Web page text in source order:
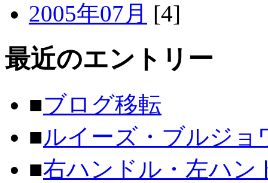
2005年07月 [4]
最近のエントリー
■ブログ移転
■ルイーズ・ブルジョ
■右ハンドル・左ハン